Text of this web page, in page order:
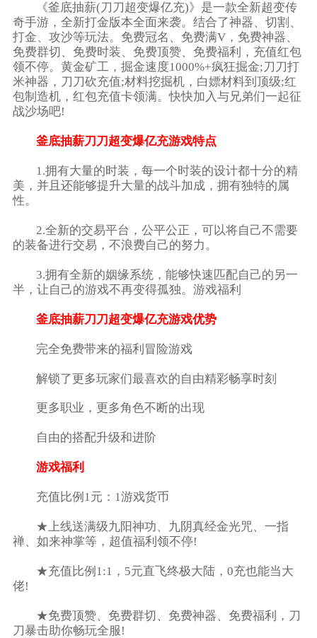
《釜底抽薪(刀刀超变爆亿充)》是一款全新超变传
奇手游，全新打金版本全面来袭。结合了神器、切割、
打金、攻沙等玩法。免费冠名、免费满V，免费神器、
免费群切、免费时装、免费顶赞、免费福利，充值红包
领不停。黄金矿工，掘金速度1000%+疯狂掘金;刀刀打
米神器，刀刀砍充值;材料挖掘机，白嫖材料到顶级;红
包制造机，红包充值卡领满。快快加入与兄弟们一起征
战沙场吧!
釜底抽薪刀刀超变爆亿充游戏特点
1.拥有大量的时装，每一个时装的设计都十分的精
美，并且还能够提升大量的战斗加成，拥有独特的属
性。
2.全新的交易平台，公平公正，可以将自己不需要
的装备进行交易，不浪费自己的努力。
3.拥有全新的姻缘系统，能够快速匹配自己的另一
半，让自己的游戏不再变得孤独。游戏福利
釜底抽薪刀刀超变爆亿充游戏优势
完全免费带来的福利冒险游戏
解锁了更多玩家们最喜欢的自由精彩畅享时刻
更多职业，更多角色不断的出现
自由的搭配升级和进阶
游戏福利
充值比例1元：1游戏货币
★上线送满级九阳神功、九阴真经金光咒、一指
禅、如来神掌等，超值福利领不停!
★充值比例1:1，5元直飞终极大陆，0充也能当大
佬!
★免费顶赞、免费群切、免费神器、免费福利，刀
刀暴击助你畅玩全服!